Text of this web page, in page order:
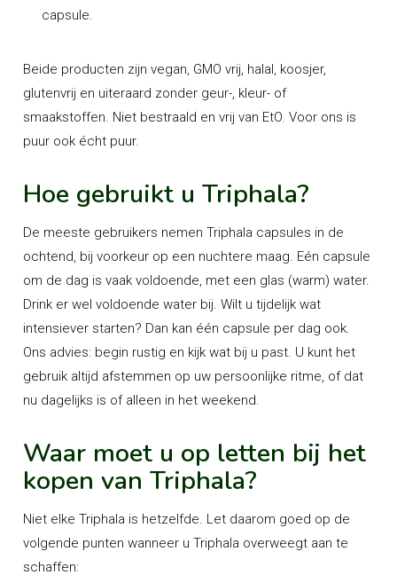
capsule.
Beide producten zijn vegan, GMO vrij, halal, koosjer,
glutenvrij en uiteraard zonder geur-, kleur- of
smaakstoffen. Niet bestraald en vrij van EtO. Voor ons is
puur ook écht puur.
Hoe gebruikt u Triphala?
De meeste gebruikers nemen Triphala capsules in de
ochtend, bij voorkeur op een nuchtere maag. Eén capsule
om de dag is vaak voldoende, met een glas (warm) water.
Drink er wel voldoende water bij. Wilt u tijdelijk wat
intensiever starten? Dan kan één capsule per dag ook.
Ons advies: begin rustig en kijk wat bij u past. U kunt het
gebruik altijd afstemmen op uw persoonlijke ritme, of dat
nu dagelijks is of alleen in het weekend.
Waar moet u op letten bij het
kopen van Triphala?
Niet elke Triphala is hetzelfde. Let daarom goed op de
volgende punten wanneer u Triphala overweegt aan te
schaffen: